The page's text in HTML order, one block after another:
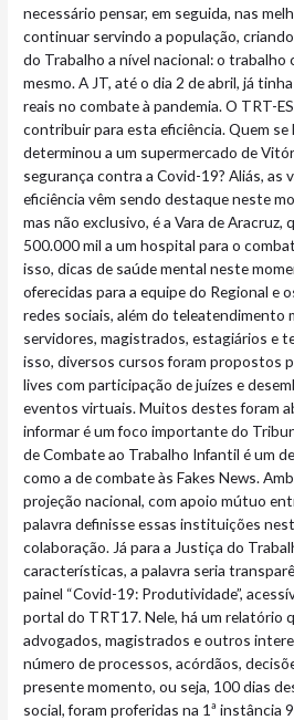
necessário pensar, em seguida, nas
continuar servindo a população,
do Trabalho a nível nacional: o
mesmo. A JT, até o dia 2 de abril, já
reais no combate à pandemia. O TRT-
contribuir para esta eficiência. Quem se
determinou a um supermercado de
segurança contra a Covid-19? Aliás, as
eficiência vêm sendo destaque neste
mas não exclusivo, é a Vara de Aracruz,
500.000 mil a um hospital para o
isso, dicas de saúde mental neste
oferecidas para a equipe do Regional e
redes sociais, além do teleatendimento
servidores, magistrados, estagiários e
isso, diversos cursos foram propostos
lives com participação de juízes e
eventos virtuais. Muitos destes foram
informar é um foco importante do
de Combate ao Trabalho Infantil é um
como a de combate às Fakes News.
projeção nacional, com apoio mútuo
palavra definisse essas instituições
colaboração. Já para a Justiça do
características, a palavra seria
painel “Covid-19: Produtividade”,
portal do TRT17. Nele, há um relatório
advogados, magistrados e outros
número de processos, acórdãos,
presente momento, ou seja, 100 dias
social, foram proferidas na 1ª instância